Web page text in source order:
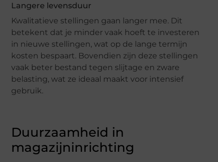
Langere levensduur
Kwalitatieve stellingen gaan langer mee. Dit
betekent dat je minder vaak hoeft te investeren
in nieuwe stellingen, wat op de lange termijn
kosten bespaart. Bovendien zijn deze stellingen
vaak beter bestand tegen slijtage en zware
belasting, wat ze ideaal maakt voor intensief
gebruik.
Duurzaamheid in
magazijninrichting